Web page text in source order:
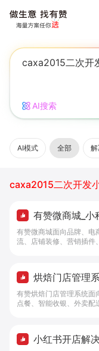
AI搜索
AI模式 全部
caxa2015二次开发
有赞微商城_小
购工具 - 做生
有赞微商城面向品牌、电
流、店铺装修、营销插件
烘焙门店管理
具 - 做生意, 找
有赞烘焙门店管理系统面
点餐、智能收银、外卖配
小红书开店解